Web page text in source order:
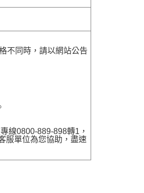
不同時，請以網站公告
線0800-889-898轉1，
服單位為您協助，盡速